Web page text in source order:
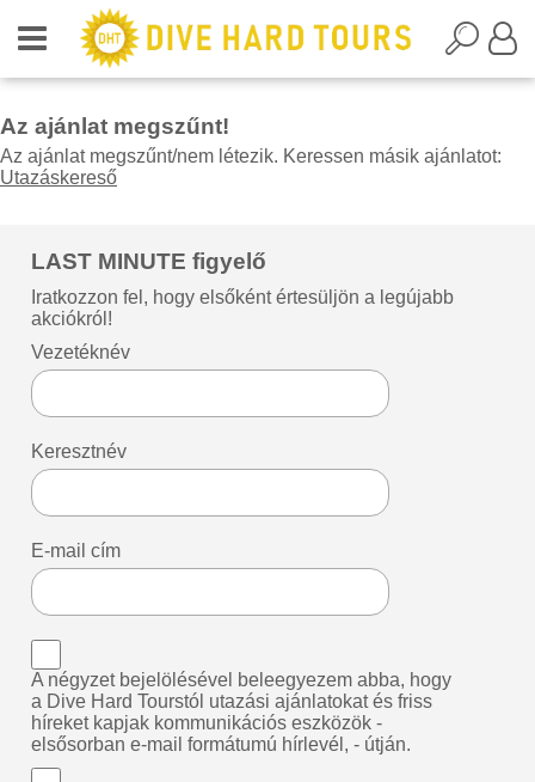
Az ajánlat megszűnt!
Az ajánlat megszűnt/nem létezik. Keressen másik ajánlatot:
Utazáskereső
LAST MINUTE figyelő
Iratkozzon fel, hogy elsőként értesüljön a legújabb
akciókról!
Vezetéknév
Keresztnév
E-mail cím
A négyzet bejelölésével beleegyezem abba, hogy
a Dive Hard Tourstól utazási ajánlatokat és friss
híreket kapjak kommunikációs eszközök -
elsősorban e-mail formátumú hírlevél, - útján.